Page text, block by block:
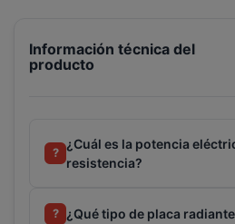
Información técnica del
producto
?
¿Cuál es la potencia
resistencia?
? ¿Qué tipo de placa